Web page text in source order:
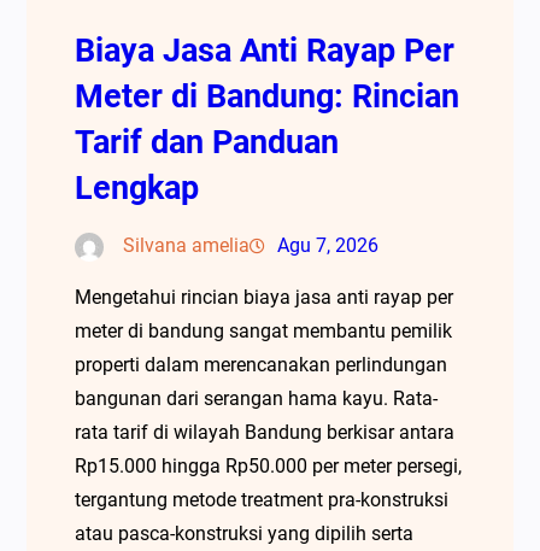
Biaya Jasa Anti Rayap Per
Meter di Bandung: Rincian
Tarif dan Panduan
Lengkap
Silvana amelia Agu 7, 2026
Mengetahui rincian biaya jasa anti rayap per
meter di bandung sangat membantu pemilik
properti dalam merencanakan perlindungan
bangunan dari serangan hama kayu. Rata-
rata tarif di wilayah Bandung berkisar antara
Rp15.000 hingga Rp50.000 per meter persegi,
tergantung metode treatment pra-konstruksi
atau pasca-konstruksi yang dipilih serta